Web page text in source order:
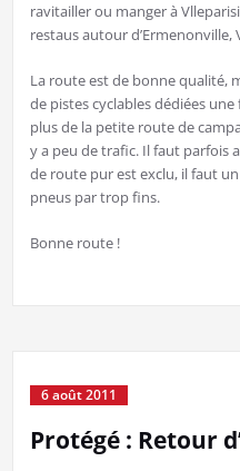
ravitailler ou manger à
restaus autour d’Ermenonville,
La route est de bonne qualité,
de pistes cyclables dédiées une
plus de la petite route de
y a peu de trafic. Il faut parfois
de route pur est exclu, il faut
pneus par trop fins.
Bonne route !
6 août 2011
Protégé : Retour